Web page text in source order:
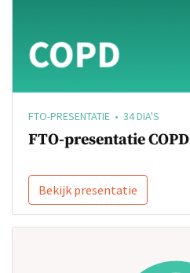
FTO-PRESENTATIE • 34 DIA'S
FTO-presentatie COPD
Bekijk presentatie